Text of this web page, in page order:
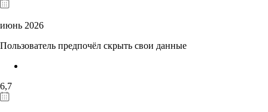
июнь 2026
Пользователь предпочёл скрыть свои данные
6,7